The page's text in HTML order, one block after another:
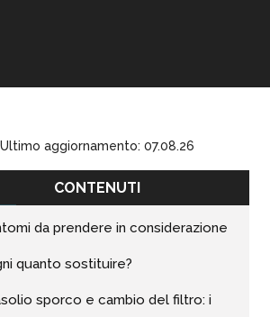
Ultimo aggiornamento: 07.08.26
CONTENUTI
da prendere in considerazione
quanto sostituire?
sporco e cambio del filtro: i